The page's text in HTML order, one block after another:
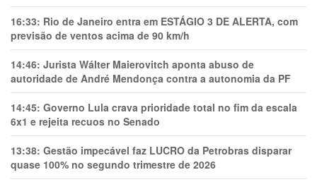
16:33: Rio de Janeiro entra em ESTÁGIO 3 DE ALERTA, com
previsão de ventos acima de 90 km/h
14:46: Jurista Wálter Maierovitch aponta abuso de
autoridade de André Mendonça contra a autonomia da PF
14:45: Governo Lula crava prioridade total no fim da escala
6x1 e rejeita recuos no Senado
13:38: Gestão impecável faz LUCRO da Petrobras disparar
quase 100% no segundo trimestre de 2026